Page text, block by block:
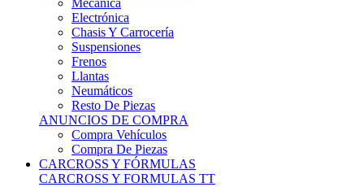
Chasis Y Carrocería
Suspensiones
Frenos
Llantas
Neumáticos
Resto De Piezas
ANUNCIOS DE COMPRA
Compra Vehículos
Compra De Piezas
CARCROSS Y FÓRMULAS
CARCROSS Y FORMULAS TT
Carcross